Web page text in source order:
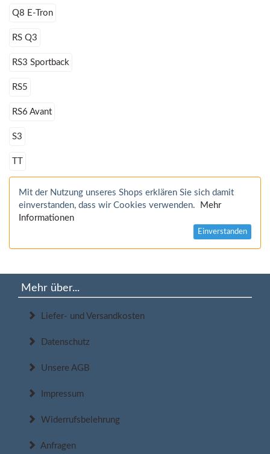
Q8 E-Tron
RS Q3
RS3 Sportback
RS5
RS6 Avant
S3
Mit der Nutzung unseres Shops erklären Sie sich damit
einverstanden, dass wir Cookies verwenden.
Mehr
Informationen
Einverstanden
Mehr über...
Liefer- und Versandkosten
Datenschutz
Unsere AGB
Impressum
Widerrufsbelehrung
Anfragen